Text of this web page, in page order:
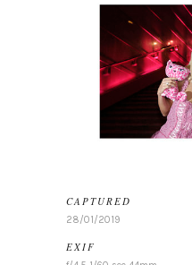
CAPTURED
28/01/2019
EXIF